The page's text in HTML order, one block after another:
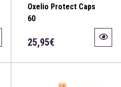
Oxelio Protect Caps
60
25,95€